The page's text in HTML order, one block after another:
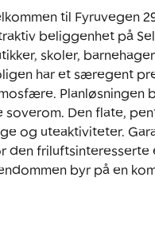
til Fyruvegen
beliggenhet på
skoler,
har et særegent
Planløsningen
soverom. Den flate,
og uteaktiviteter.
den
byr på en